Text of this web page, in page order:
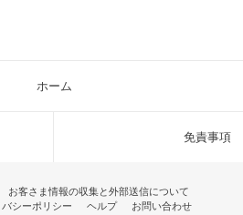
ホーム
免責事項
お客さま情報の収集と外部送信について
バシーポリシー ヘルプ お問い合わせ